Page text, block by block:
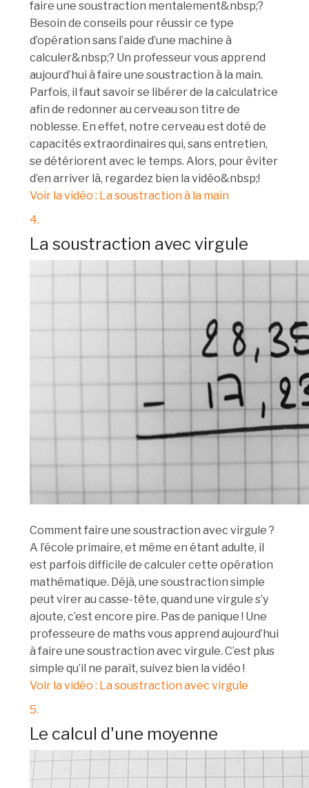
faire une soustraction mentalement&nbsp;?
Besoin de conseils pour réussir ce type
d’opération sans l’aide d’une machine à
calculer&nbsp;? Un professeur vous apprend
aujourd’hui à faire une soustraction à la main.
Parfois, il faut savoir se libérer de la calculatrice
afin de redonner au cerveau son titre de
noblesse. En effet, notre cerveau est doté de
capacités extraordinaires qui, sans entretien,
se détériorent avec le temps. Alors, pour éviter
d’en arriver là, regardez bien la vidéo&nbsp;!
Voir la vidéo : La soustraction à la main
4.
La soustraction avec virgule
Comment faire une soustraction avec virgule ?
A l’école primaire, et même en étant adulte, il
est parfois difficile de calculer cette opération
mathématique. Déjà, une soustraction simple
peut virer au casse-tête, quand une virgule s’y
ajoute, c’est encore pire. Pas de panique ! Une
professeure de maths vous apprend aujourd’hui
à faire une soustraction avec virgule. C’est plus
simple qu’il ne paraît, suivez bien la vidéo !
Voir la vidéo : La soustraction avec virgule
5.
Le calcul d'une moyenne